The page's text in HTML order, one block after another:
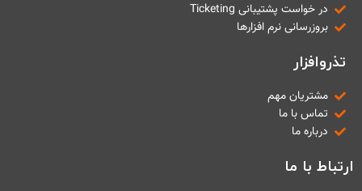
در خواست پشتیبانی Ticketing
بروزرسانی نرم افزارها
تذروافزار
مشتریان مهم
تماس با ما
درباره ما
ارتباط با ما